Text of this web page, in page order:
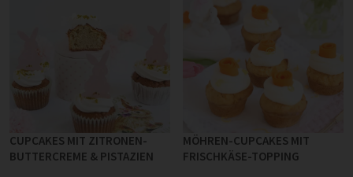
CUPCAKES MIT ZITRONEN-
BUTTERCREME & PISTAZIEN
MÖHREN-CUPCAKES MIT
FRISCHKÄSE-TOPPING